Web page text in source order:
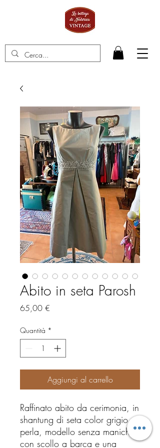
Abito in seta Parosh
65,00 €
Quantità *
Aggiungi al carrello
Raffinato abito da cerimonia, in
shantung di seta color grigio
perla, modello senza maniche
con scollo a barca e una